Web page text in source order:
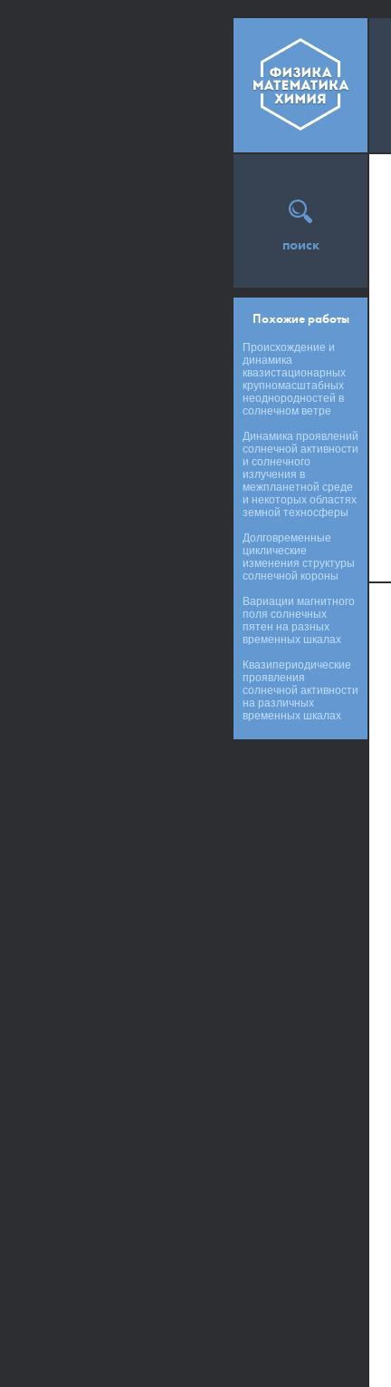
поиск
Похожие работы
Происхождение и
динамика
квазистационарных
крупномасштабных
неоднородностей в
солнечном ветре
Динамика проявлений
солнечной активности
и солнечного
излучения в
межпланетной среде
и некоторых областях
земной техносферы
Долговременные
циклические
изменения структуры
солнечной короны
Вариации магнитного
поля солнечных
пятен на разных
временных шкалах
Квазипериодические
проявления
солнечной активности
на различных
временных шкалах